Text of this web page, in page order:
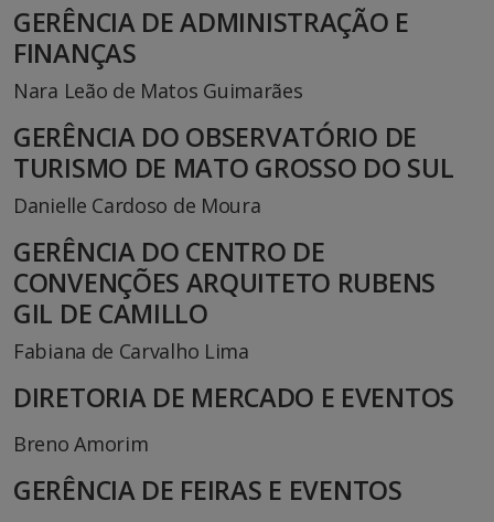
GERÊNCIA DE ADMINISTRAÇÃO E
FINANÇAS
Nara Leão de Matos Guimarães
GERÊNCIA DO OBSERVATÓRIO DE
TURISMO DE MATO GROSSO DO SUL
Danielle Cardoso de Moura
GERÊNCIA DO CENTRO DE
CONVENÇÕES ARQUITETO RUBENS
GIL DE CAMILLO
Fabiana de Carvalho Lima
DIRETORIA DE MERCADO E EVENTOS
Breno Amorim
GERÊNCIA DE FEIRAS E EVENTOS